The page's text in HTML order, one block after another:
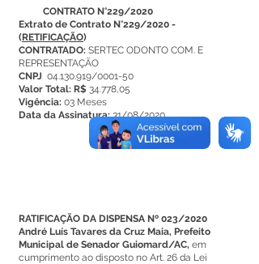
CONTRATO N°229/2020
Extrato de Contrato N°229/2020 -
(RETIFICAÇÃO)
CONTRATADO: SERTEC ODONTO COM. E
REPRESENTAÇÃO
CNPJ 04.130.919/0001-50
Valor Total: R$ 34.778,05
Vigência: 03 Meses
Data da Assinatura:31/08/2020
RATIFICAÇÃO DA DISPENSA Nº 023/2020
André Luís Tavares da Cruz Maia, Prefeito
Municipal de Senador Guiomard/AC, em
cumprimento ao disposto no Art. 26 da Lei